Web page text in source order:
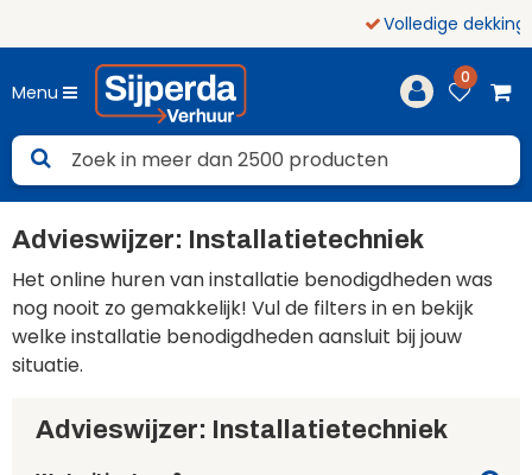
Noord-Nederland
Menu
0
Advieswijzer: Installatietechniek
Het online huren van installatie benodigdheden was
nog nooit zo gemakkelijk! Vul de filters in en bekijk
welke installatie benodigdheden aansluit bij jouw
situatie.
Advieswijzer: Installatietechniek